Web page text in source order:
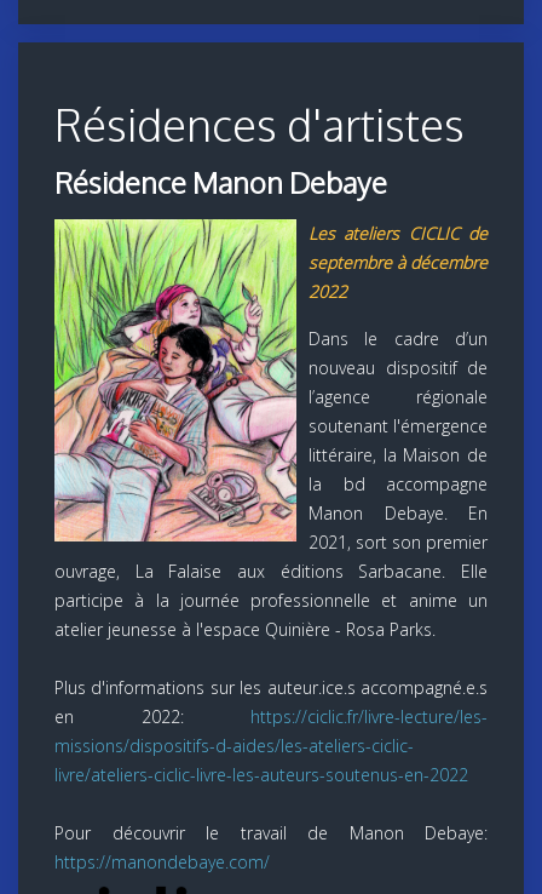
Résidences d'artistes
Résidence Manon Debaye
Les ateliers CICLIC de
septembre à décembre
2022
Dans le cadre d’un
nouveau dispositif de
l’agence régionale
soutenant l'émergence
littéraire, la Maison de
la bd accompagne
Manon Debaye. En
2021, sort son premier
ouvrage, La Falaise aux éditions Sarbacane. Elle
participe à la journée professionnelle et anime un
atelier jeunesse à l'espace Quinière - Rosa Parks.
Plus d'informations sur les auteur.ice.s accompagné.e.s
en 2022: https://ciclic.fr/livre-lecture/les-
missions/dispositifs-d-aides/les-ateliers-ciclic-
livre/ateliers-ciclic-livre-les-auteurs-soutenus-en-2022
Pour découvrir le travail de Manon Debaye:
https://manondebaye.com/